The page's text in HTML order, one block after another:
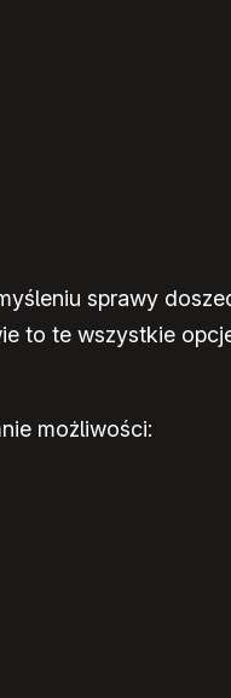
sprawy
to te wszystkie
możliwości: